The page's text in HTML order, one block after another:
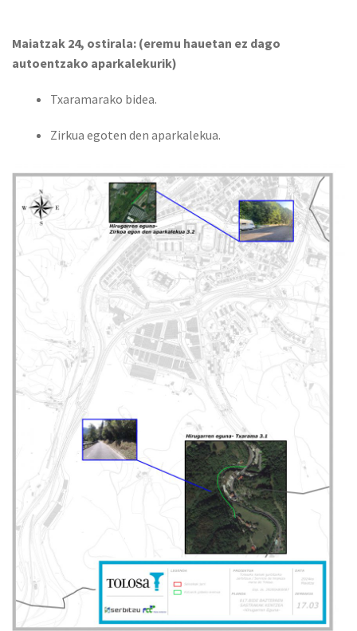
Maiatzak 24, ostirala: (eremu hauetan ez dago
autoentzako aparkalekurik)
Txaramarako bidea.
Zirkua egoten den aparkalekua.